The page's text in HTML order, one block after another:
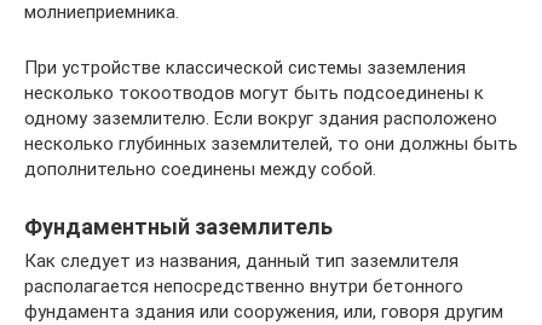
молниеприемника.
При устройстве классической системы заземления
несколько токоотводов могут быть подсоединены к
одному заземлителю. Если вокруг здания расположено
несколько глубинных заземлителей, то они должны быть
дополнительно соединены между собой.
Фундаментный заземлитель
Как следует из названия, данный тип заземлителя
располагается непосредственно внутри бетонного
фундамента здания или сооружения, или, говоря другим